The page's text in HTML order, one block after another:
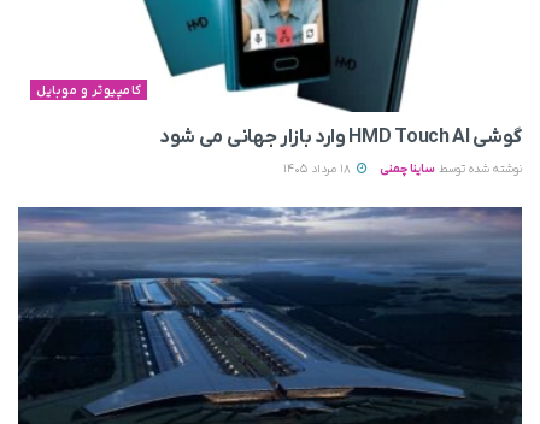
کامپیوتر و موبایل
گوشی HMD Touch AI وارد بازار جهانی می‌ شود
نوشته شده توسط ساینا چمنی